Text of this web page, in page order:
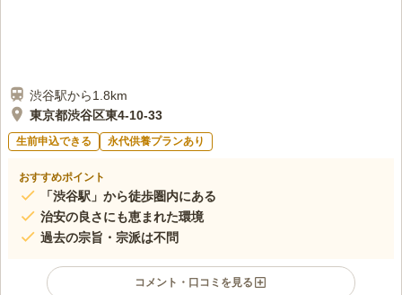
渋谷駅から1.8km
東京都渋谷区東4-10-33
生前申込できる 永代供養プランあり
おすすめポイント
「渋谷駅」から徒歩圏内にある
治安の良さにも恵まれた環境
過去の宗旨・宗派は不問
コメント・口コミを見る